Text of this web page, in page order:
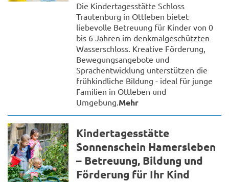
Die Kindertagesstätte Schloss
Trautenburg in Ottleben bietet
liebevolle Betreuung für Kinder von 0
bis 6 Jahren im denkmalgeschützten
Wasserschloss. Kreative Förderung,
Bewegungsangebote und
Sprachentwicklung unterstützen die
frühkindliche Bildung - ideal für junge
Familien in Ottleben und
Umgebung.Mehr
Kindertagesstätte
Sonnenschein Hamersleben
– Betreuung, Bildung und
Förderung für Ihr Kind